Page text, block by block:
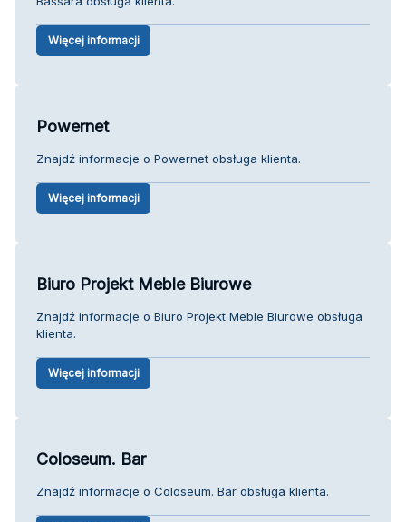
Więcej informacji
Powernet
Znajdź informacje o Powernet obsługa klienta.
Więcej informacji
Biuro Projekt Meble Biurowe
Znajdź informacje o Biuro Projekt Meble Biurowe obsługa
klienta.
Więcej informacji
Coloseum. Bar
Znajdź informacje o Coloseum. Bar obsługa klienta.